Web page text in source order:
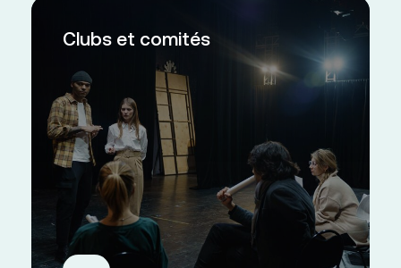
Clubs et comités